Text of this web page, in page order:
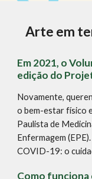
Arte em
Em 2021, o
edição do
Novamente,
o bem-estar físico
Paulista de
Enfermagem
COVID-19: o
Como funciona